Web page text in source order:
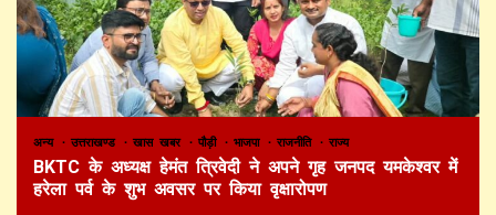
अन्य उत्तराखण्ड खास खबर पौड़ी भाजपा राजनीति राज्य
BKTC के अध्यक्ष हेमंत त्रिवेदी ने अपने गृह जनपद यमकेश्वर में
हरेला पर्व के शुभ अवसर पर किया वृक्षारोपण